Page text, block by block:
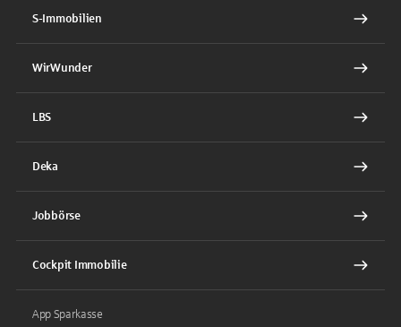
S-Immobilien
WirWunder
LBS
Deka
Jobbörse
Cockpit Immobilie
App Sparkasse